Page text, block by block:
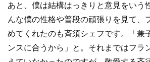
あと、僕は結構はっきりと意見をいう
んな僕の性格や普段の頑張りを見て、
めてくれたのも斉須シェフです。「兼
ンスに合うから」と。それまではフラ